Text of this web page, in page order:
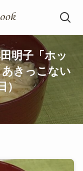
明子「ホッ
きっこない
）